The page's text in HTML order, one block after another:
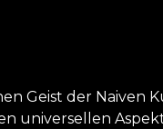
Geist der
universellen